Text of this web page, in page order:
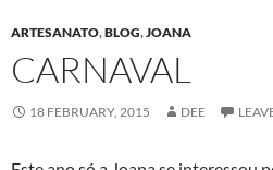
ARTESANATO,BLOG,JOANA
CARNAVAL
18 FEBRUARY, 2015 DEE